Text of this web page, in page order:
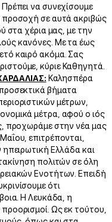
να συνεχίσουμε
προσοχή σε αυτά ακριβώς
στα χέρια μας, με την
κανόνες. Με τα έως
καιρό ακόμα. Σας
κύριε Καθηγητά.
Καλησπέρα
βήματα
μέτρων,
μέτρα, αφού ο ιός
προχωράμε στην νέα μας
επιτρέπονται,
ηπειρωτική Ελλάδα και
πολιτών σε όλη
Ενοτήτων. Επειδή
ότι
Η Λευκάδα, η
Ως εκ τούτου,